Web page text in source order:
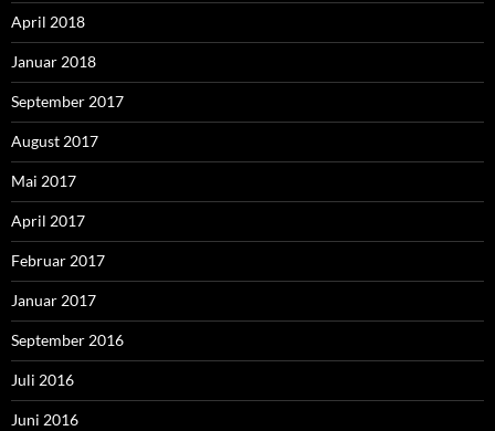
April 2018
Januar 2018
September 2017
August 2017
Mai 2017
April 2017
Februar 2017
Januar 2017
September 2016
Juli 2016
Juni 2016